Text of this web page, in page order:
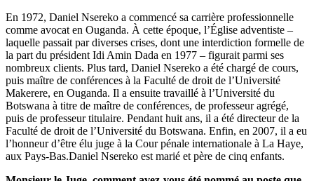
En 1972, Daniel Nsereko a commencé sa carrière professionnelle
comme avocat en Ouganda. À cette époque, l’Église adventiste –
laquelle passait par diverses crises, dont une interdiction formelle de
la part du président Idi Amin Dada en 1977 – figurait parmi ses
nombreux clients. Plus tard, Daniel Nsereko a été chargé de cours,
puis maître de conférences à la Faculté de droit de l’Université
Makerere, en Ouganda. Il a ensuite travaillé à l’Université du
Botswana à titre de maître de conférences, de professeur agrégé,
puis de professeur titulaire. Pendant huit ans, il a été directeur de la
Faculté de droit de l’Université du Botswana. Enfin, en 2007, il a eu
l’honneur d’être élu juge à la Cour pénale internationale à La Haye,
aux Pays-Bas.Daniel Nsereko est marié et père de cinq enfants.